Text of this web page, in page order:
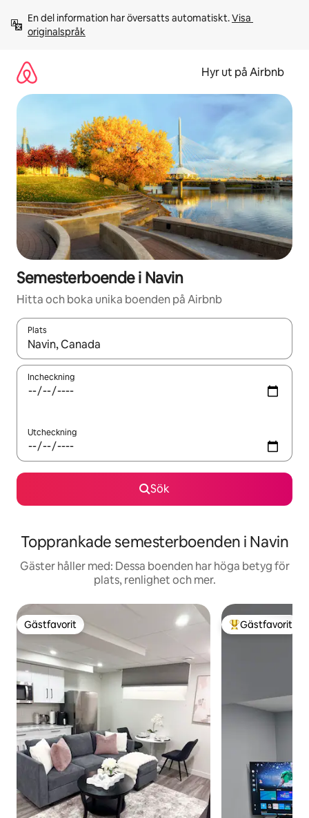
innehåll
En del information har översatts automatiskt. Visa
originalspråk
Hyr ut på Airbnb
Semesterboende i Navin
Hitta och boka unika boenden på Airbnb
Plats
När resultaten är tillgängliga kan du navigera med upp- och
Incheckning
Utcheckning
Sök
Topprankade semesterboenden i Navin
Gäster håller med: Dessa boenden har höga betyg för
plats, renlighet och mer.
Gästfavorit
Gästfavorit Populär
Gästfavorit